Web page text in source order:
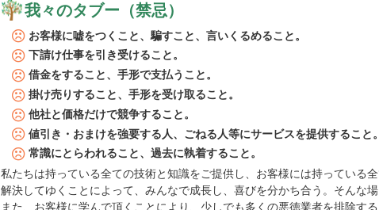
我々のタブー（禁忌）
お客様に嘘をつくこと、騙すこと、言いくるめること。
下請け仕事を引き受けること。
借金をすること、手形で支払うこと。
掛け売りすること、手形を受け取ること。
他社と価格だけで競争すること。
値引き・おまけを強要する人、ごねる人等にサービスを提供すること。
常識にとらわれること、過去に執着すること。
私たちは持っている全ての技術と知識をご提供し、お客様には持っている
解決してゆくことによって、みんなで成長し、喜びを分かち合う。そんな
また、お客様に学んで頂くことにより、少しでも多くの悪徳業者を排除す